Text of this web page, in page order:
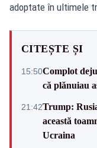
adoptate în ultimele
CITEȘTE ȘI
15:50Complot
că plănuiau
21:42Trump:
această
Ucraina